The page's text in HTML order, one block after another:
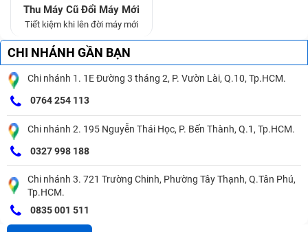
Thu Máy Cũ Đổi Máy Mới
Tiết kiệm khi lên đời máy mới
CHI NHÁNH GẦN BẠN
Chi nhánh 1. 1E Đường 3 tháng 2, P. Vườn Lài, Q.10, Tp.HCM.
0764 254 113
Chi nhánh 2. 195 Nguyễn Thái Học, P. Bến Thành, Q.1, Tp.HCM.
0327 998 188
Chi nhánh 3. 721 Trường Chinh, Phường Tây Thạnh, Q.Tân Phú,
Tp.HCM.
0835 001 511